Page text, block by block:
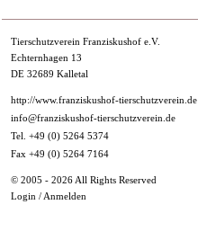
Tierschutzverein Franziskushof e.V.
Echternhagen 13
DE 32689 Kalletal
http://www.franziskushof-tierschutzverein.de
info@franziskushof-tierschutzverein.de
Tel. +49 (0) 5264 5374
Fax +49 (0) 5264 7164
© 2005 - 2026 All Rights Reserved
Login / Anmelden